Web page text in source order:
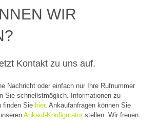
WIR
Kontakt zu uns auf.
Nachricht oder einfach nur Ihre Rufnummer
Sie schnellstmöglich. Informationen zu
finden Sie hier. Ankaufanfragen können Sie
Ankauf-Konfiguratorstellen. Wir freuen